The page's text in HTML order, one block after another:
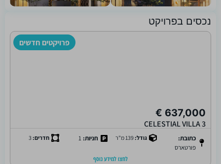
נכסים בפרויקט
פרויקטים חדשים
637,000 €
CELESTIAL VILLA 3
כתובת:
פורטארס
גודל:139 מ"ר חניות:1 חדרים:3
לחצו למידע נוסף